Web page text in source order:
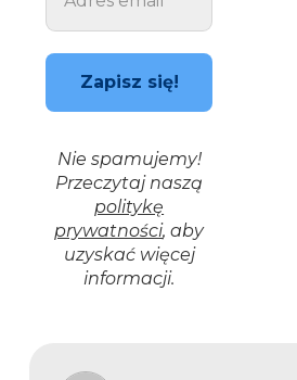
Nie spamujemy!
Przeczytaj naszą
politykę
prywatności, aby
uzyskać więcej
informacji.